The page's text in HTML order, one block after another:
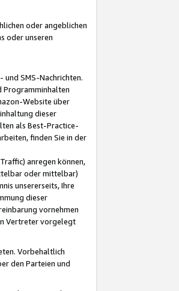
oder angeblichen
oder unseren
und SMS-Nachrichten.
Programminhalten
Website über
dieser
als Best-Practice-
finden Sie in der
anregen können,
oder mittelbar)
unsererseits, Ihre
dieser
vornehmen
Vertreter vorgelegt
Vorbehaltlich
den Parteien und